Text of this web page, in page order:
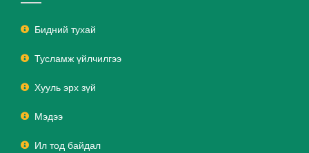
Бидний тухай
Тусламж үйлчилгээ
Хууль эрх зүй
Мэдээ
Ил тод байдал